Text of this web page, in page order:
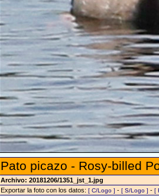
Pato picazo - Rosy-billed
Archivo: 20181206/1351_jst_1.jpg
Exportar la foto con los datos: [ C/Logo ] - [ S/Logo ] - [